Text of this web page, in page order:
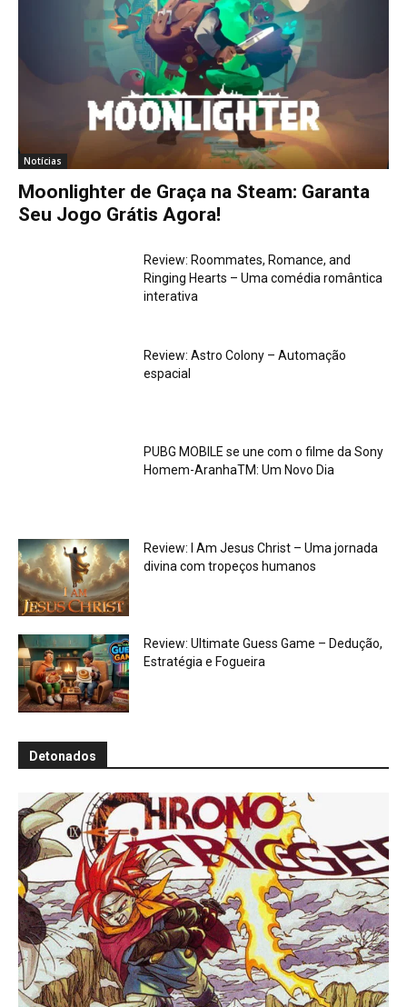
Notícias
Moonlighter de Graça na Steam: Garanta
Seu Jogo Grátis Agora!
Review: Roommates, Romance, and
Ringing Hearts – Uma comédia romântica
interativa
Review: Astro Colony – Automação
espacial
PUBG MOBILE se une com o filme da Sony
Homem-AranhaTM: Um Novo Dia
Review: I Am Jesus Christ – Uma jornada
divina com tropeços humanos
Review: Ultimate Guess Game – Dedução,
Estratégia e Fogueira
Detonados